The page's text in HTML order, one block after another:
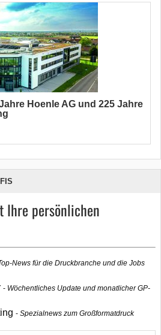
Hoenle AG und 225 Jahre
Ihre persönlichen
News für die Druckbranche und die Jobs
Wöchentliches Update und monatlicher GP-
Spezialnews zum Großformatdruck